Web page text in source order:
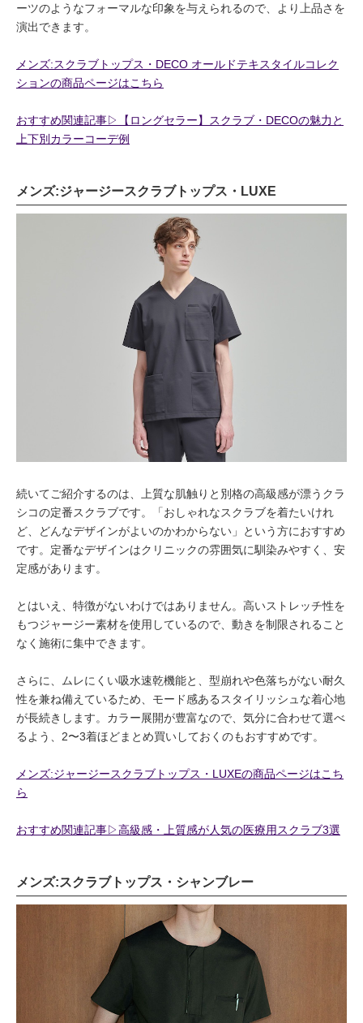
ーツのようなフォーマルな印象を与えられるので、より上品さを
演出できます。
メンズ:スクラブトップス・DECO オールドテキスタイルコレク
ションの商品ページはこちら
おすすめ関連記事▷【ロングセラー】スクラブ・DECOの魅力と
上下別カラーコーデ例
メンズ:ジャージースクラブトップス・LUXE
続いてご紹介するのは、上質な肌触りと別格の高級感が漂うクラ
シコの定番スクラブです。「おしゃれなスクラブを着たいけれ
ど、どんなデザインがよいのかわからない」という方におすすめ
です。定番なデザインはクリニックの雰囲気に馴染みやすく、安
定感があります。
とはいえ、特徴がないわけではありません。高いストレッチ性を
もつジャージー素材を使用しているので、動きを制限されること
なく施術に集中できます。
さらに、ムレにくい吸水速乾機能と、型崩れや色落ちがない耐久
性を兼ね備えているため、モード感あるスタイリッシュな着心地
が長続きします。カラー展開が豊富なので、気分に合わせて選べ
るよう、2〜3着ほどまとめ買いしておくのもおすすめです。
メンズ:ジャージースクラブトップス・LUXEの商品ページはこち
ら
おすすめ関連記事▷高級感・上質感が人気の医療用スクラブ3選
メンズ:スクラブトップス・シャンブレー